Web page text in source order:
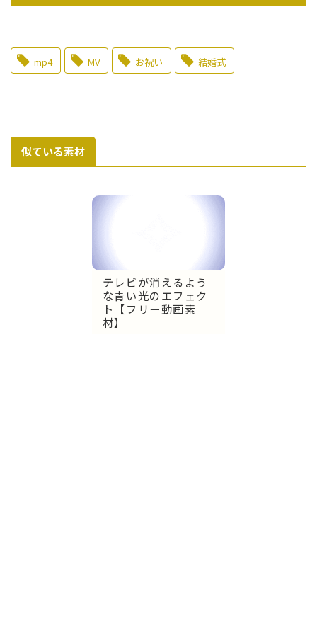
mp4 MV お祝い 結婚式
似ている素材
テレビが消えるよう
な青い光のエフェク
ト【フリー動画素
材】